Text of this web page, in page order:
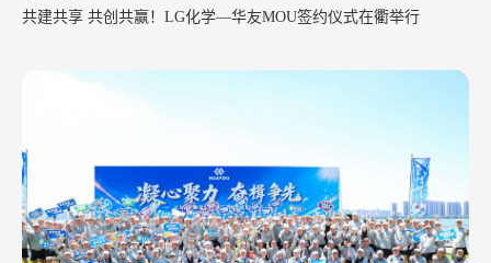
共建共享 共创共赢！LG化学—华友MOU签约仪式在衢举行